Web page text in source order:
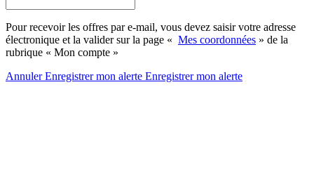
Pour recevoir les offres par e-mail, vous devez saisir votre adresse
électronique et la valider sur la page « Mes coordonnées » de la
rubrique « Mon compte »
AnnulerEnregistrer mon alerte Enregistrermon alerte